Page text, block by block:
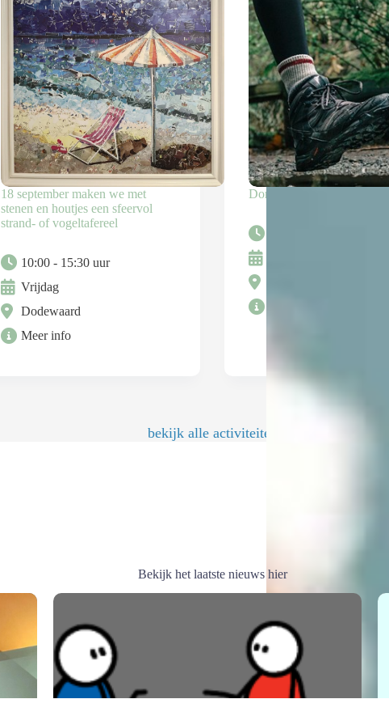
18 september maken we met
stenen en houtjes een sfeervol
strand- of vogeltafereel
10:00 - 15:30 uur
Vrijdag
Dodewaard
Meer info
Dorpswandeling Opheusden
bekijk alle activiteiten
Bekijk het laatste nieuws hier